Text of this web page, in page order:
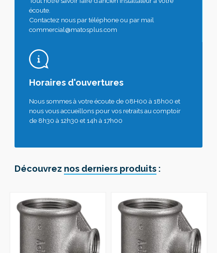
écoute.
Contactez nous par téléphone ou par mail
commercial@matosplus.com
Horaires d'ouvertures
Nous sommes à votre écoute de 08H00 à 18h00 et
nous vous accueillons pour vos retraits au comptoir
de 8h30 à 12h30 et 14h à 17h00
Découvrez nos derniers produits :